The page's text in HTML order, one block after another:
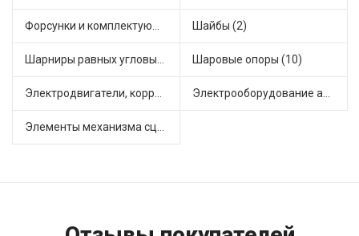
Форсунки и комплектующие (3) Шайбы (2)
Шарниры равных угловых скоростей, приводные валы (8) Шаровые опоры (10)
Электродвигатели, корректоры и приводы автомобильн (25) Электрооборудование автомобилей (12)
Элементы механизма сцепления (38)